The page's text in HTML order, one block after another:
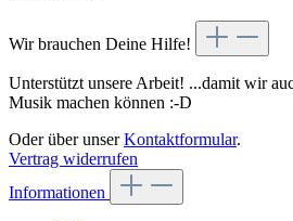
Wir brauchen Deine Hilfe!
Unterstützt unsere Arbeit! ...damit wir
Musik machen können :-D
Oder über unserKontaktformular.
Vertrag widerrufen
Informationen